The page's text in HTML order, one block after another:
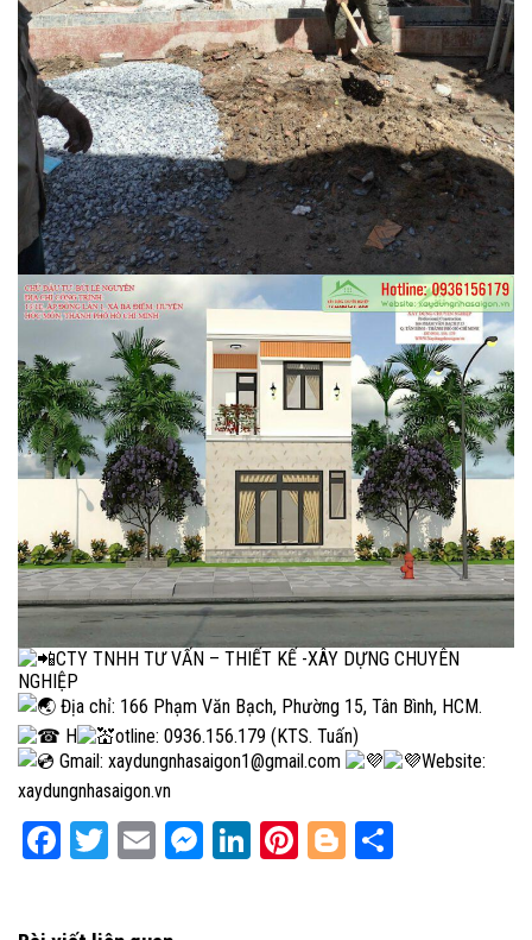
CTY TNHH TƯ VẤN – THIẾT KẾ -XÂY DỰNG CHUYÊN
NGHIỆP
Địa chỉ: 166 Phạm Văn Bạch, Phường 15, Tân Bình, HCM.
H
otline: 0936.156.179 (KTS. Tuấn)
Gmail: xaydungnhasaigon1@gmail.com
Website:
xaydungnhasaigon.vn
Facebook
Twitter
EmailMessenger
LinkedIn
Pinterest
Blogger